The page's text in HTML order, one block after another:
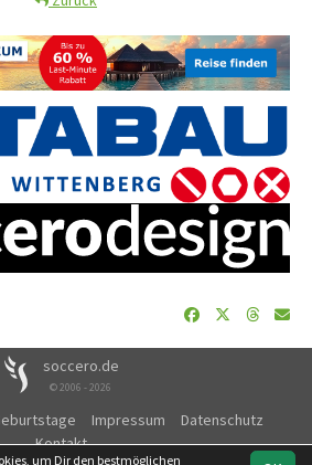
soccero.de
© 2006 - 2026
Impressum
Datenschutz
Kontakt
um Dir den bestmöglichen